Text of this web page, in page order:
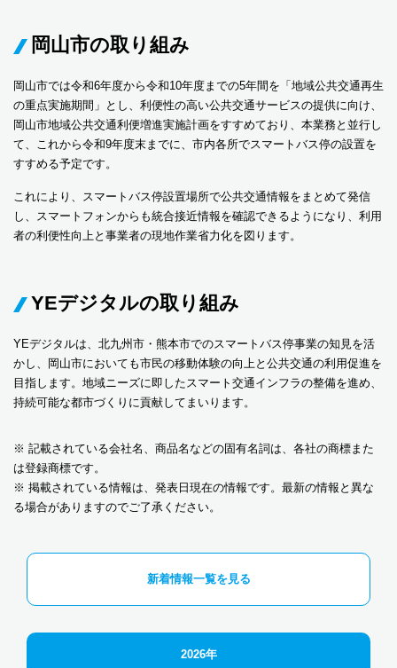
岡山市の取り組み
岡山市では令和6年度から令和10年度までの5年間を「地域公共交通再生
の重点実施期間」とし、利便性の高い公共交通サービスの提供に向け、
岡山市地域公共交通利便増進実施計画をすすめており、本業務と並行し
て、これから令和9年度末までに、市内各所でスマートバス停の設置を
すすめる予定です。
これにより、スマートバス停設置場所で公共交通情報をまとめて発信
し、スマートフォンからも統合接近情報を確認できるようになり、利用
者の利便性向上と事業者の現地作業省力化を図ります。
YEデジタルの取り組み
YEデジタルは、北九州市・熊本市でのスマートバス停事業の知見を活
かし、岡山市においても市民の移動体験の向上と公共交通の利用促進を
目指します。地域ニーズに即したスマート交通インフラの整備を進め、
持続可能な都市づくりに貢献してまいります。
※ 記載されている会社名、商品名などの固有名詞は、各社の商標また
は登録商標です。
※ 掲載されている情報は、発表日現在の情報です。最新の情報と異な
る場合がありますのでご了承ください。
新着情報一覧を見る
2026年